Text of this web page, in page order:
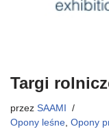
Targi
przez SAAMI
Opony leśne, Opony